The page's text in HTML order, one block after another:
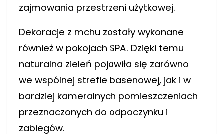
zajmowania przestrzeni użytkowej.
Dekoracje z mchu zostały wykonane
również w pokojach SPA. Dzięki temu
naturalna zieleń pojawiła się zarówno
we wspólnej strefie basenowej, jak i w
bardziej kameralnych pomieszczeniach
przeznaczonych do odpoczynku i
zabiegów.